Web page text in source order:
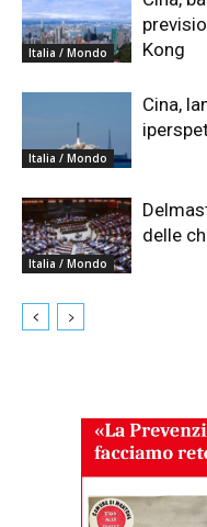
Italia / Mondo
Kong
Italia / Mondo
Cina,
Italia / Mondo
delle